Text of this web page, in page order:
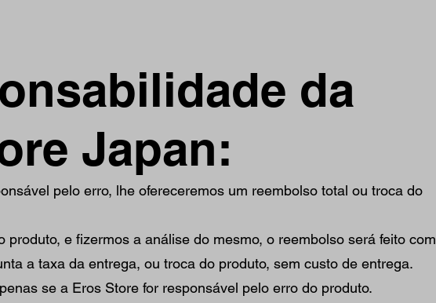
da
Japan:
pelo erro, lhe ofereceremos um reembolso total ou troca do
produto, e fizermos a análise do mesmo, o reembolso será feito com
a taxa da entrega, ou troca do produto, sem custo de entrega.
se a Eros Store for responsável pelo erro do produto.